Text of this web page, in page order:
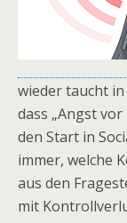
wieder taucht
dass „Angst
den Start in
immer, welche
aus den
mit